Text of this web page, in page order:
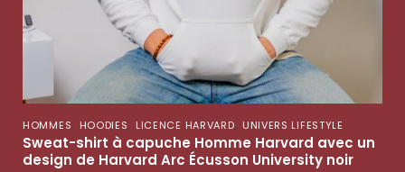
HOMMES, HOODIES, LICENCE HARVARD, UNIVERS LIFESTYLE
Sweat-shirt à capuche Homme Harvard avec un
design de Harvard Arc Écusson University noir